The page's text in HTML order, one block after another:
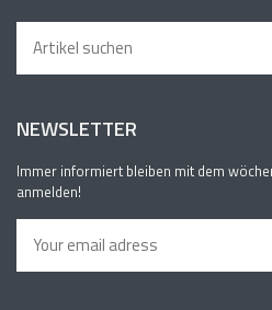
NEWSLETTER
Immer informiert bleiben mit dem
anmelden!